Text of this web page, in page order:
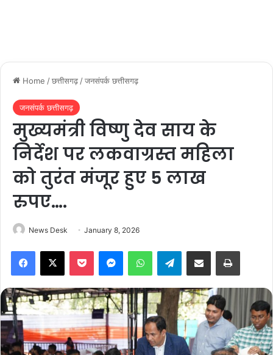
Home /छत्तीसगढ़ /जनसंपर्क छत्तीसगढ़
जनसंपर्क छत्तीसगढ़
मुख्यमंत्री विष्णु देव साय के
निर्देश पर लकवाग्रस्त महिला
को तुरंत मंजूर हुए 5 लाख
रुपए….
News Desk January 8, 2026
Telegram